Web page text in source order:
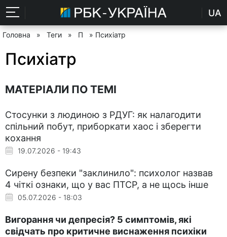
UA
Головна » Теги » П » Психіатр
Психіатр
МАТЕРІАЛИ ПО ТЕМІ
Стосунки з людиною з РДУГ: як налагодити
спільний побут, приборкати хаос і зберегти
кохання
19.07.2026 - 19:43
Сирену безпеки "заклинило": психолог назвав
4 чіткі ознаки, що у вас ПТСР, а не щось інше
05.07.2026 - 18:03
Вигорання чи депресія? 5 симптомів, які
свідчать про критичне виснаження психіки